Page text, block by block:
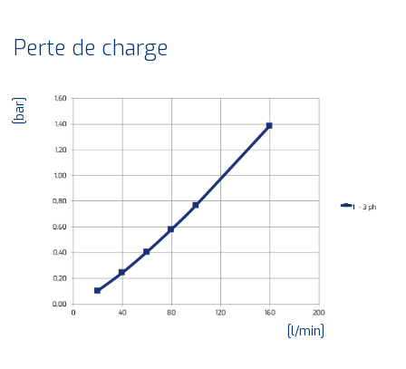
Perte de charge
[bar]
[l/min]